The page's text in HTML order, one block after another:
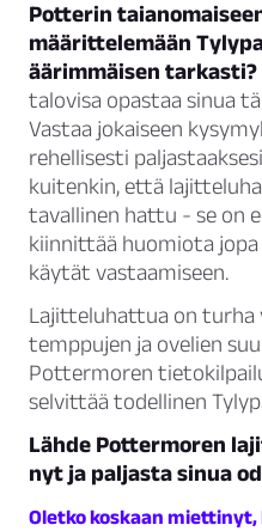
Potterin
määrittelemään
äärimmäisen tarkasti?
talovisa opastaa sinua
Vastaa jokaiseen
rehellisesti
kuitenkin, että
tavallinen hattu - se on
kiinnittää huomiota jopa
käytät vastaamiseen.
Lajitteluhattua on turha
temppujen ja ovelien
Pottermoren
selvittää todellinen
Lähde Pottermoren
nyt ja paljasta sinua
Oletko koskaan